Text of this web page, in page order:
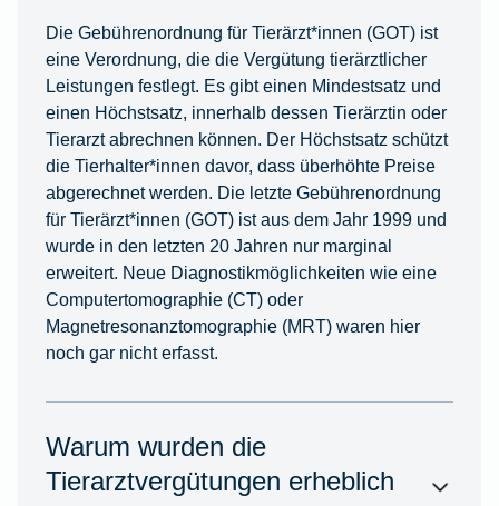
Die Gebührenordnung für Tierärzt*innen (GOT) ist
eine Verordnung, die die Vergütung tierärztlicher
Leistungen festlegt. Es gibt einen Mindestsatz und
einen Höchstsatz, innerhalb dessen Tierärztin oder
Tierarzt abrechnen können. Der Höchstsatz schützt
die Tierhalter*innen davor, dass überhöhte Preise
abgerechnet werden. Die letzte Gebührenordnung
für Tierärzt*innen (GOT) ist aus dem Jahr 1999 und
wurde in den letzten 20 Jahren nur marginal
erweitert. Neue Diagnostikmöglichkeiten wie eine
Computertomographie (CT) oder
Magnetresonanztomographie (MRT) waren hier
noch gar nicht erfasst.
Warum wurden die
Tierarztvergütungen erheblich